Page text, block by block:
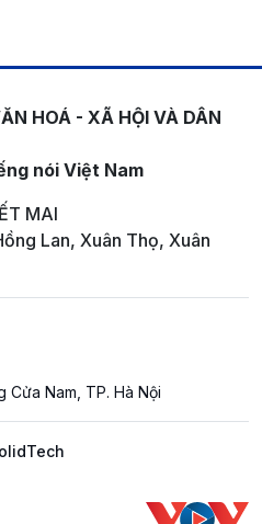
HOÁ - XÃ HỘI VÀ DÂN
nói Việt Nam
MAI
Lan, Xuân Thọ, Xuân
Cửa Nam, TP. Hà Nội